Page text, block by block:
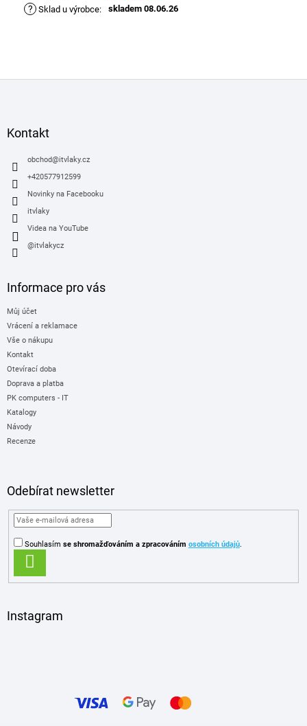
? Sklad u výrobce: skladem 08.06.26
Kontakt
obchod@itvlaky.cz
+420577912599
Novinky na Facebooku
itvlaky
Videa na YouTube
@itvlakycz
Informace pro vás
Můj účet
Vrácení a reklamace
Vše o nákupu
Kontakt
Otevírací doba
Doprava a platba
PK computers - IT
Katalogy
Návody
Recenze
Odebírat newsletter
Souhlasím se shromažďováním a zpracováním osobních údajů.
SE
Instagram